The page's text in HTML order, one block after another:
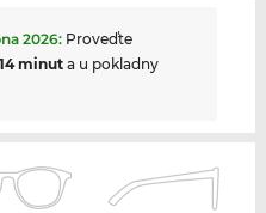
2026: Proveďte
minuta u pokladny